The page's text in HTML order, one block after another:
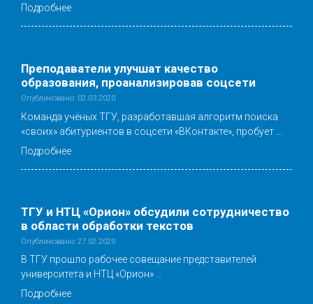
Подробнее
Преподаватели улучшат качество
образования, проанализировав соцсети
Опубликовано: 02.03.2020
Команда учёных ТГУ, разработавшая алгоритм поиска
«своих» абитуриентов в соцсети «ВКонтакте», пробует …
Подробнее
ТГУ и НТЦ «Орион» обсудили сотрудничество
в области обработки текстов
Опубликовано: 27.02.2020
В ТГУ прошло рабочее совещание представителей
университета и НТЦ «Орион» …
Подробнее